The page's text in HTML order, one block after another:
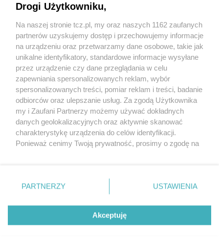
O FIRMIE POLITYKA PRYWATNOŚCI HOSTING
REKLAMA WSPÓŁPRACA RSS FACEBOOK KONTAKT
Nasze serwisy
Aktualności
Tcz24
Historia miasta
Muzyka i kultura
Archiwum wydarzeń
Zdjęcia miasta
Drogi Użytkowniku,
Na naszej stronie tcz.pl, my oraz naszych 1162 zaufanych
partnerów uzyskujemy dostęp i przechowujemy informacje
na urządzeniu oraz przetwarzamy dane osobowe, takie jak
unikalne identyfikatory, standardowe informacje wysyłane
przez urządzenie czy dane przeglądania w celu
zapewniania spersonalizowanych reklam, wybór
spersonalizowanych treści, pomiar reklam i treści, badanie
odbiorców oraz ulepszanie usług. Za zgodą Użytkownika
my i Zaufani Partnerzy możemy używać dokładnych
danych geolokalizacyjnych oraz aktywnie skanować
charakterystykę urządzenia do celów identyfikacji.
Ponieważ cenimy Twoją prywatność, prosimy o zgodę na
znajdujący się w lewym dolnym rogu strony
. Niektóre
przetwarzaniu. Preferencje będą miały zastosowania tylko
PARTNERZY USTAWIENIA
Akceptuję